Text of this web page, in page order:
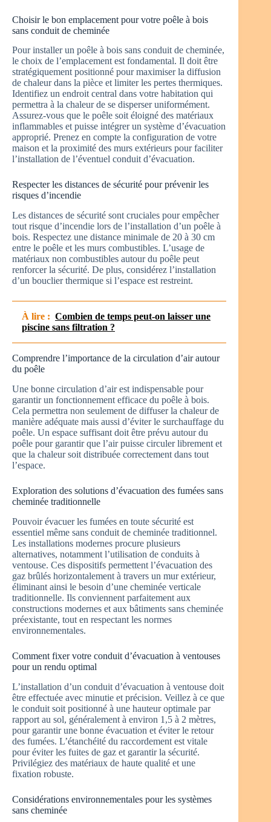
Choisir le bon emplacement pour votre poêle à bois
sans conduit de cheminée
Pour installer un poêle à bois sans conduit de cheminée,
le choix de l’emplacement est fondamental. Il doit être
stratégiquement positionné pour maximiser la diffusion
de chaleur dans la pièce et limiter les pertes thermiques.
Identifiez un endroit central dans votre habitation qui
permettra à la chaleur de se disperser uniformément.
Assurez-vous que le poêle soit éloigné des matériaux
inflammables et puisse intégrer un système d’évacuation
approprié. Prenez en compte la configuration de votre
maison et la proximité des murs extérieurs pour faciliter
l’installation de l’éventuel conduit d’évacuation.
Respecter les distances de sécurité pour prévenir les
risques d’incendie
Les distances de sécurité sont cruciales pour empêcher
tout risque d’incendie lors de l’installation d’un poêle à
bois. Respectez une distance minimale de 20 à 30 cm
entre le poêle et les murs combustibles. L’usage de
matériaux non combustibles autour du poêle peut
renforcer la sécurité. De plus, considérez l’installation
d’un bouclier thermique si l’espace est restreint.
À lire : Combien de temps peut-on laisser une
piscine sans filtration ?
Comprendre l’importance de la circulation d’air autour
du poêle
Une bonne circulation d’air est indispensable pour
garantir un fonctionnement efficace du poêle à bois.
Cela permettra non seulement de diffuser la chaleur de
manière adéquate mais aussi d’éviter le surchauffage du
poêle. Un espace suffisant doit être prévu autour du
poêle pour garantir que l’air puisse circuler librement et
que la chaleur soit distribuée correctement dans tout
l’espace.
Exploration des solutions d’évacuation des fumées sans
cheminée traditionnelle
Pouvoir évacuer les fumées en toute sécurité est
essentiel même sans conduit de cheminée traditionnel.
Les installations modernes procure plusieurs
alternatives, notamment l’utilisation de conduits à
ventouse. Ces dispositifs permettent l’évacuation des
gaz brûlés horizontalement à travers un mur extérieur,
éliminant ainsi le besoin d’une cheminée verticale
traditionnelle. Ils conviennent parfaitement aux
constructions modernes et aux bâtiments sans cheminée
préexistante, tout en respectant les normes
environnementales.
Comment fixer votre conduit d’évacuation à ventouses
pour un rendu optimal
L’installation d’un conduit d’évacuation à ventouse doit
être effectuée avec minutie et précision. Veillez à ce que
le conduit soit positionné à une hauteur optimale par
rapport au sol, généralement à environ 1,5 à 2 mètres,
pour garantir une bonne évacuation et éviter le retour
des fumées. L’étanchéité du raccordement est vitale
pour éviter les fuites de gaz et garantir la sécurité.
Privilégiez des matériaux de haute qualité et une
fixation robuste.
Considérations environnementales pour les systèmes
sans cheminée